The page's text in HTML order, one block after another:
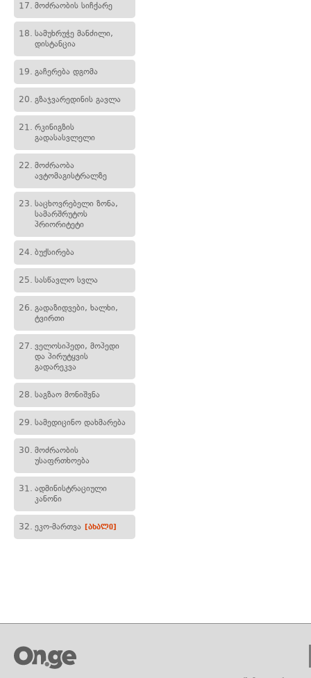
17. მოძრაობის სიჩქარე
18. სამუხრუჭე მანძილი,
დისტანცია
19. გაჩერება დგომა
20. გზაჯვარედინის გავლა
21. რკინიგზის
გადასასვლელი
22. მოძრაობა
ავტომაგისტრალზე
23. საცხოვრებელი ზონა,
სამარშრუტოს
პრიორიტეტი
24. ბუქსირება
25. სასწავლო სვლა
26. გადაზიდვები, ხალხი,
ტვირთი
27. ველოსიპედი, მოპედი
და პირუტყვის
გადარეკვა
28. საგზაო მონიშვნა
29. სამედიცინო დახმარება
30. მოძრაობის
უსაფრთხოება
31. ადმინისტრაციული
კანონი
32. ეკო-მართვა [ახალი]